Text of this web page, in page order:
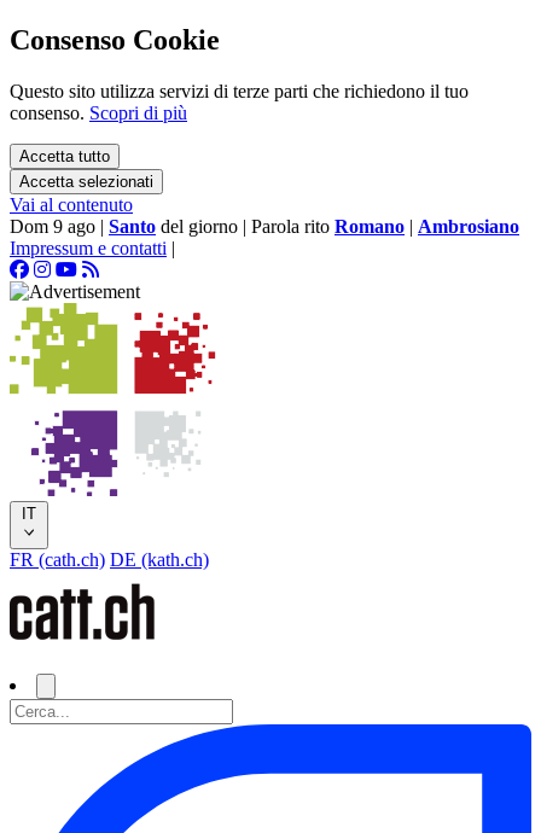
Consenso Cookie
Questo sito utilizza servizi di terze parti che richiedono il tuo
consenso. Scopri di più
Accetta tutto
Accetta selezionati
Vai al contenuto
Dom 9 ago | Santo del giorno | Parola rito Romano | Ambrosiano
Impressum e contatti |
IT
FR (cath.ch) DE (kath.ch)